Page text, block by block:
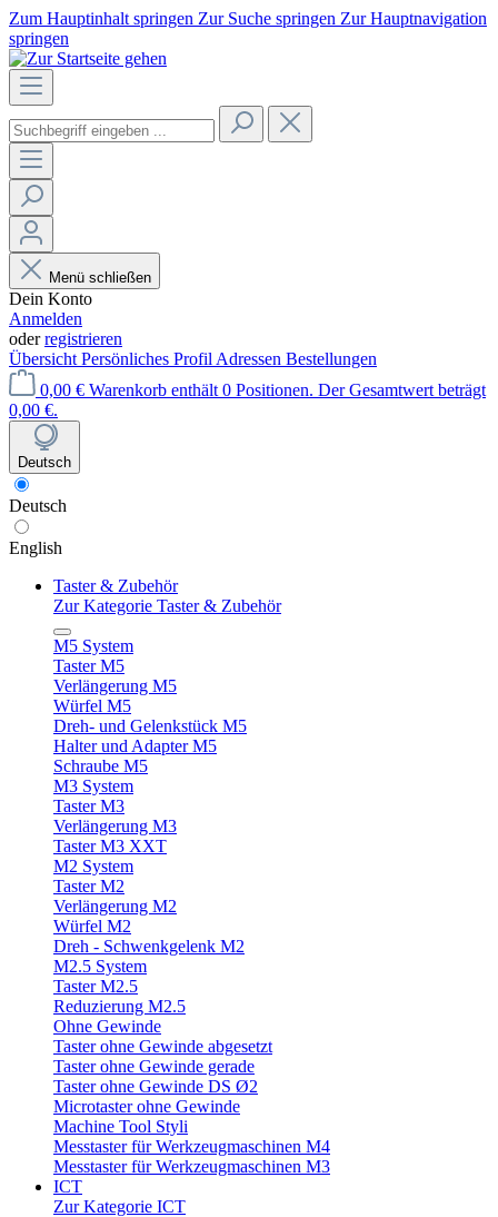
Zum Hauptinhalt springen Zur Suche springen Zur Hauptnavigation
springen
Menü schließen
Dein Konto
Anmelden
oderregistrieren
Übersicht Persönliches Profil Adressen Bestellungen
0,00 € Warenkorb enthält 0 Positionen. Der Gesamtwert beträgt
0,00 €.
Deutsch
Deutsch
English
Taster & Zubehör
Zur Kategorie Taster & Zubehör
M5 System
Taster M5
Verlängerung M5
Würfel M5
Dreh- und Gelenkstück M5
Halter und Adapter M5
Schraube M5
M3 System
Taster M3
Verlängerung M3
Taster M3 XXT
M2 System
Taster M2
Verlängerung M2
Würfel M2
Dreh - Schwenkgelenk M2
M2.5 System
Taster M2.5
Reduzierung M2.5
Ohne Gewinde
Taster ohne Gewinde abgesetzt
Taster ohne Gewinde gerade
Taster ohne Gewinde DS Ø2
Microtaster ohne Gewinde
Machine Tool Styli
Messtaster für Werkzeugmaschinen M4
Messtaster für Werkzeugmaschinen M3
ICT
Zur Kategorie ICT